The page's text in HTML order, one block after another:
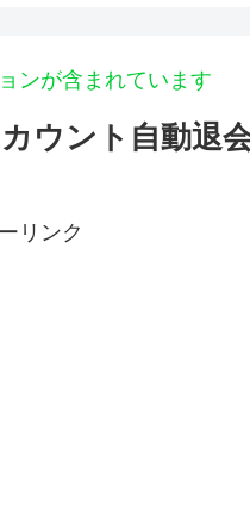
ンが含まれています
ウント自動退
リンク